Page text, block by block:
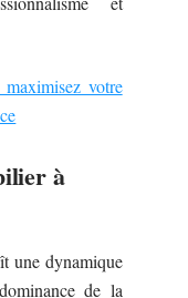
votre
à
une dynamique
de la